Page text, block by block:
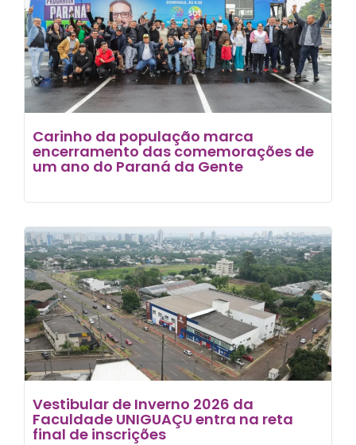
Carinho da população marca
encerramento das comemorações de
um ano do Paraná da Gente
Vestibular de Inverno 2026 da
Faculdade UNIGUAÇU entra na reta
final de inscrições